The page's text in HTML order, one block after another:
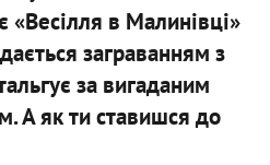
«Весілля в Малинівці»
заграванням з
за вигаданим
А як ти ставишся до